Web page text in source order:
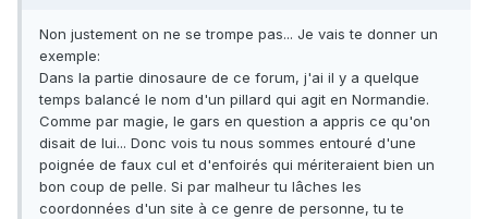
Non justement on ne se trompe pas... Je vais te donner un
exemple:
Dans la partie dinosaure de ce forum, j'ai il y a quelque
temps balancé le nom d'un pillard qui agit en Normandie.
Comme par magie, le gars en question a appris ce qu'on
disait de lui... Donc vois tu nous sommes entouré d'une
poignée de faux cul et d'enfoirés qui mériteraient bien un
bon coup de pelle. Si par malheur tu lâches les
coordonnées d'un site à ce genre de personne, tu te